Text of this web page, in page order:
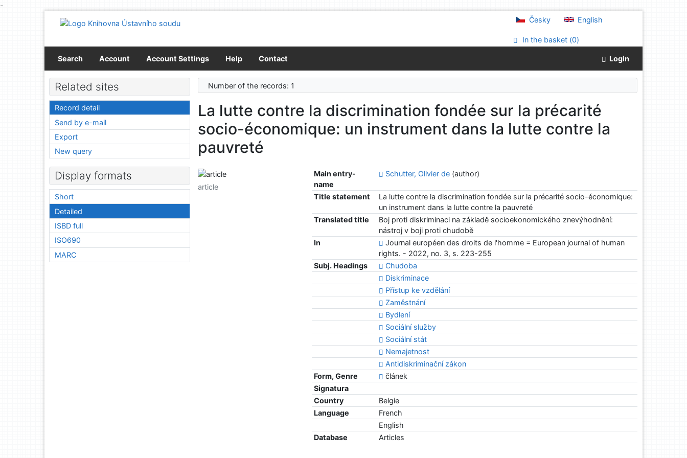
-
Go to menu
Česky English
In the basket (0)
Search Account Account Settings Help Contact Login
Number of the records: 1
La lutte contre la discrimination fondée sur la précarité
socio-économique: un instrument dans la lutte contre la
pauvreté
Main entry-
name
Schutter, Olivier de (author)
Title statement
La lutte contre la discrimination fondée sur la précarité socio-économique:
un instrument dans la lutte contre la pauvreté
Translated title
Boj proti diskriminaci na základě socioekonomického znevýhodnění:
nástroj v boji proti chudobě
In
Journal européen des droits de l'homme = European journal of human
rights. - 2022, no. 3, s. 223-255
Subj. Headings
Chudoba
Diskriminace
Přístup ke vzdělání
Zaměstnání
Bydlení
Sociální služby
Sociální stát
Nemajetnost
Antidiskriminační zákon
Form, Genre
článek
Signatura
Country
Belgie
Language
French
English
Database
Articles
article
Related sites
Record detail
Send by e-mail
Export
New query
Display formats
Short
Detailed
ISBD full
ISO690
MARC